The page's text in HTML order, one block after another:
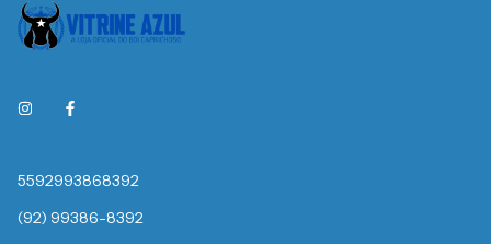
5592993868392
(92) 99386-8392